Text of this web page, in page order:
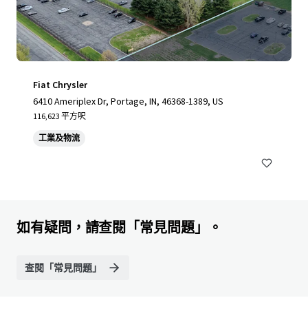
Fiat Chrysler
6410 Ameriplex Dr, Portage, IN, 46368-1389, US
116,623 平方呎
工業及物流
如有疑問，請查閱「常見問題」。
查閱「常見問題」